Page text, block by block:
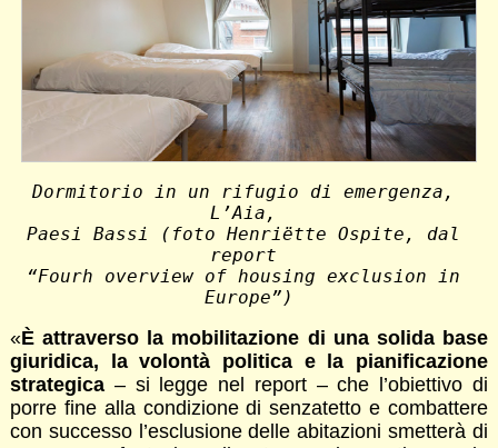
Dormitorio in un rifugio di emergenza,
L’Aia,
Paesi Bassi (foto Henriëtte Ospite, dal
report
“Fourh overview of housing exclusion in
Europe”)
«È attraverso la mobilitazione di una solida base
giuridica, la volontà politica e la pianificazione
strategica– si legge nel report – che l’obiettivo di
porre fine alla condizione di senzatetto e combattere
con successo l’esclusione delle abitazioni smetterà di